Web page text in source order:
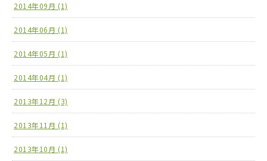
2014年09月 (1)
2014年06月 (1)
2014年05月 (1)
2014年04月 (1)
2013年12月 (3)
2013年11月 (1)
2013年10月 (1)